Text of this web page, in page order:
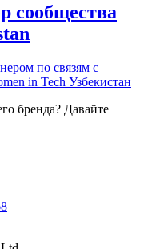
сообщества
по связям с
in Tech Узбекистан
бренда? Давайте